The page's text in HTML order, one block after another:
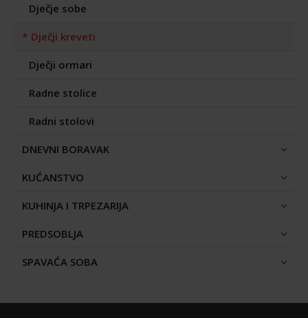
Dječje sobe
Dječji kreveti
Dječji ormari
Radne stolice
Radni stolovi
DNEVNI BORAVAK
KUĆANSTVO
KUHINJA I TRPEZARIJA
PREDSOBLJA
SPAVAĆA SOBA